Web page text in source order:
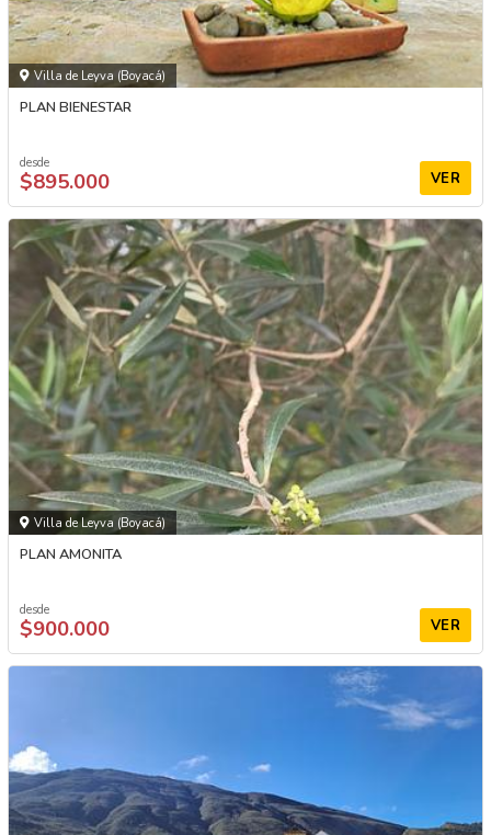
Villa de Leyva (Boyacá)
PLAN BIENESTAR
desde
$895.000 VER
Villa de Leyva (Boyacá)
PLAN AMONITA
desde
$900.000 VER